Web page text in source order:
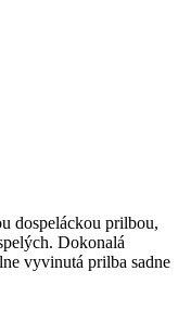
dospeláckou prilbou,
Dokonalá
vyvinutá prilba sadne